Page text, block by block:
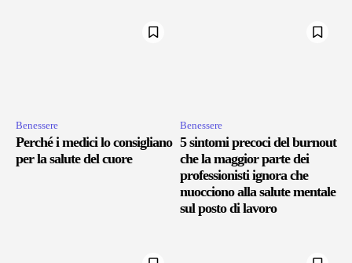
Benessere
Perché i medici lo consigliano
per la salute del cuore
Benessere
5 sintomi precoci del burnout
che la maggior parte dei
professionisti ignora che
nuocciono alla salute mentale
sul posto di lavoro